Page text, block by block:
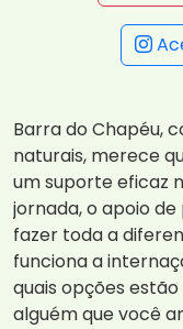
Barra do Chapéu,
naturais, merece
um suporte eficaz
jornada, o apoio
fazer toda a
funciona a
quais opções
alguém que você